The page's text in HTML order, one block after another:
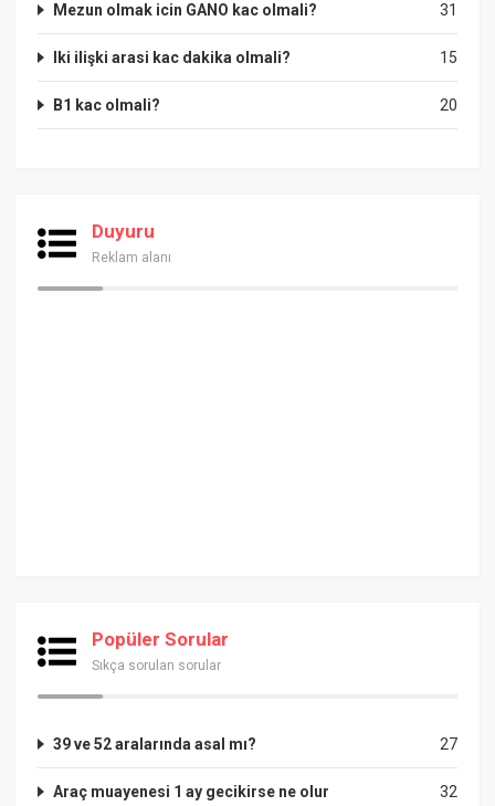
31
Mezun olmak icin GANO kac olmali?
15
Iki ilişki arasi kac dakika olmali?
20
B1 kac olmali?
Duyuru
Reklam alanı
Popüler Sorular
Sıkça sorulan sorular
27
39 ve 52 aralarında asal mı?
32
Araç muayenesi 1 ay gecikirse ne olur